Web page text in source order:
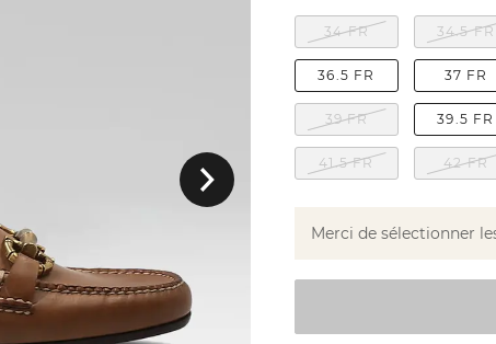
Suivant
34 FR 34.5 FR
36.5 FR 37 FR
39 FR 39.5 FR
41.5 FR 42 FR
Merci de sélectionner